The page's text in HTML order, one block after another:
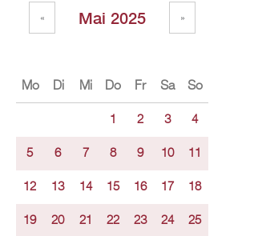
Mai 2025
« »
Mo Di Mi Do Fr Sa So
1 2 3 4
5 6 7 8 9 10 11
12 13 14 15 16 17 18
19 20 21 22 23 24 25